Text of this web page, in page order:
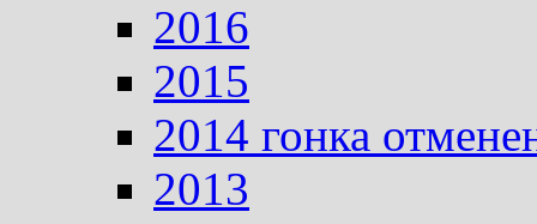
2016
2015
2014 гонка
2013